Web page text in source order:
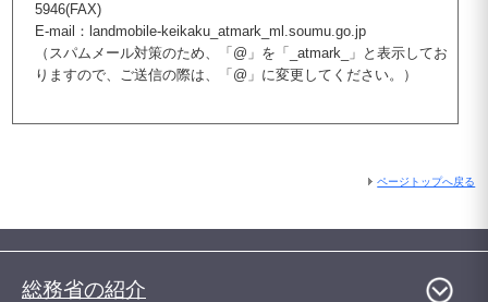
5946(FAX)
E-mail：landmobile-keikaku_atmark_ml.soumu.go.jp
（スパムメール対策のため、「@」を「_atmark_」と表示してお
りますので、ご送信の際は、「@」に変更してください。）
ページトップへ戻る
総務省の紹介